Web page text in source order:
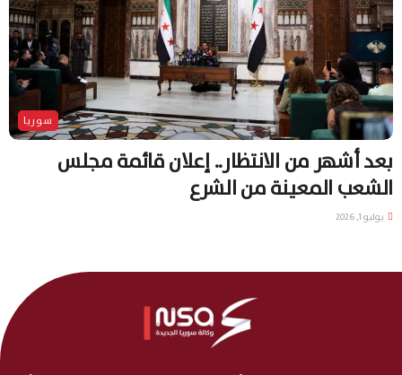
سوريا
بعد أشهر من الانتظار.. إعلان قائمة مجلس
الشعب المعينة من الشرع
يوليو 1, 2026